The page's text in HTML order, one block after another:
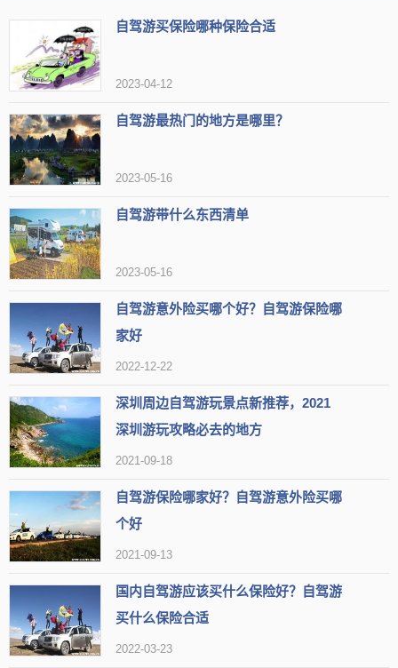
适合拍照 玩的开心 古镇游玩 游玩项目赞
欢乐出行
赏桃花 适合旅游 皇城范儿
动植物繁多
【网友印象】
评论1：适合带孩子去游玩，感受三国文化
评论2：去无锡必须要打卡的景点诶，以前大学的时候去过一次
评论3：有很多表演的节目，可以根据时间来看表演
组图 地区
热度 52.9万人近期来过
【简介】禅意小镇·拈花湾位于无锡市滨湖区，是一个以禅修、
【开放时间】一月至十二月 周一至周日 开放时间: 00:00-24:00
【地址】江苏省无锡市滨湖区环山西路68号，(0510)85086637
【标签】
适合低幼宝宝
自驾游买保险哪种保险合适
2023-04-12
自驾游最热门的地方是哪里？
2023-05-16
自驾游带什么东西清单
2023-05-16
自驾游意外险买哪个好？自驾游保险哪
家好
2022-12-22
深圳周边自驾游玩景点新推荐，2021
深圳游玩攻略必去的地方
2021-09-18
自驾游保险哪家好？自驾游意外险买哪
个好
2021-09-13
国内自驾游应该买什么保险好？自驾游
买什么保险合适
2022-03-23